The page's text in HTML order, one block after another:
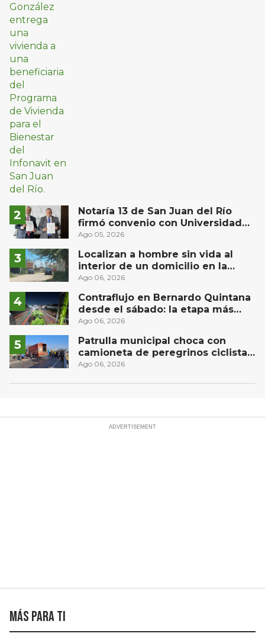
Notaría 13 de San Juan del Río
firmó convenio con Universidad
Privada del Bajío para recibir
Ago 05, 2026
Localizan a hombre sin vida al
interior de un domicilio en la
comunidad El Rodeo, San Juan del
Ago 06, 2026
Contraflujo en Bernardo Quintana
desde el sábado: la etapa más
compleja del operativo vial
Ago 06, 2026
Patrulla municipal choca con
camioneta de peregrinos ciclistas
en la autopista México-Querétaro
Ago 06, 2026
Más para ti